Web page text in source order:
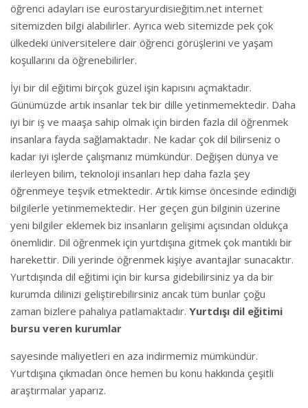
öğrenci adayları ise eurostaryurdisieğitim.net internet
sitemizden bilgi alabilirler. Ayrıca web sitemizde pek çok
ülkedeki üniversitelere dair öğrenci görüşlerini ve yaşam
koşullarını da öğrenebilirler.
İyi bir dil eğitimi birçok güzel işin kapısını açmaktadır.
Günümüzde artık insanlar tek bir dille yetinmemektedir. Daha
iyi bir iş ve maaşa sahip olmak için birden fazla dil öğrenmek
insanlara fayda sağlamaktadır. Ne kadar çok dil bilirseniz o
kadar iyi işlerde çalışmanız mümkündür. Değişen dünya ve
ilerleyen bilim, teknoloji insanları hep daha fazla şey
öğrenmeye teşvik etmektedir. Artık kimse öncesinde edindiği
bilgilerle yetinmemektedir. Her geçen gün bilginin üzerine
yeni bilgiler eklemek biz insanların gelişimi açısından oldukça
önemlidir. Dil öğrenmek için yurtdışına gitmek çok mantıklı bir
harekettir. Dili yerinde öğrenmek kişiye avantajlar sunacaktır.
Yurtdışında dil eğitimi için bir kursa gidebilirsiniz ya da bir
kurumda dilinizi geliştirebilirsiniz ancak tüm bunlar çoğu
zaman bizlere pahalıya patlamaktadır. Yurtdışı dil eğitimi
bursu veren kurumlar
sayesinde maliyetleri en aza indirmemiz mümkündür.
Yurtdışına çıkmadan önce hemen bu konu hakkında çeşitli
araştırmalar yaparız.